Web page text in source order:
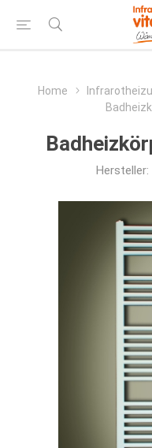
Home
Hersteller: